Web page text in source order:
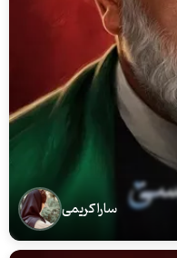
سارا کریمی